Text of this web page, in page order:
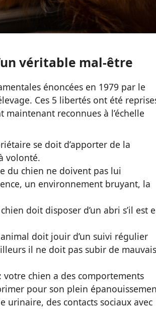
véritable mal-être
énoncées en 1979 par le
Ces 5 libertés ont été
maintenant reconnues à l’échelle
se doit d’apporter de la
volonté.
du chien ne doivent pas lui
un environnement bruyant, la
doit disposer d’un abri s’il est
doit jouir d’un suivi régulier
il ne doit pas subir de mauvais
: votre chien a des comportements
pour son plein
urinaire, des contacts sociaux avec